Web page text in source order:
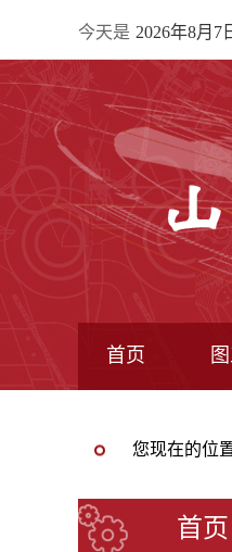
今天是 2026年8月7
首页
您现在的位
首页